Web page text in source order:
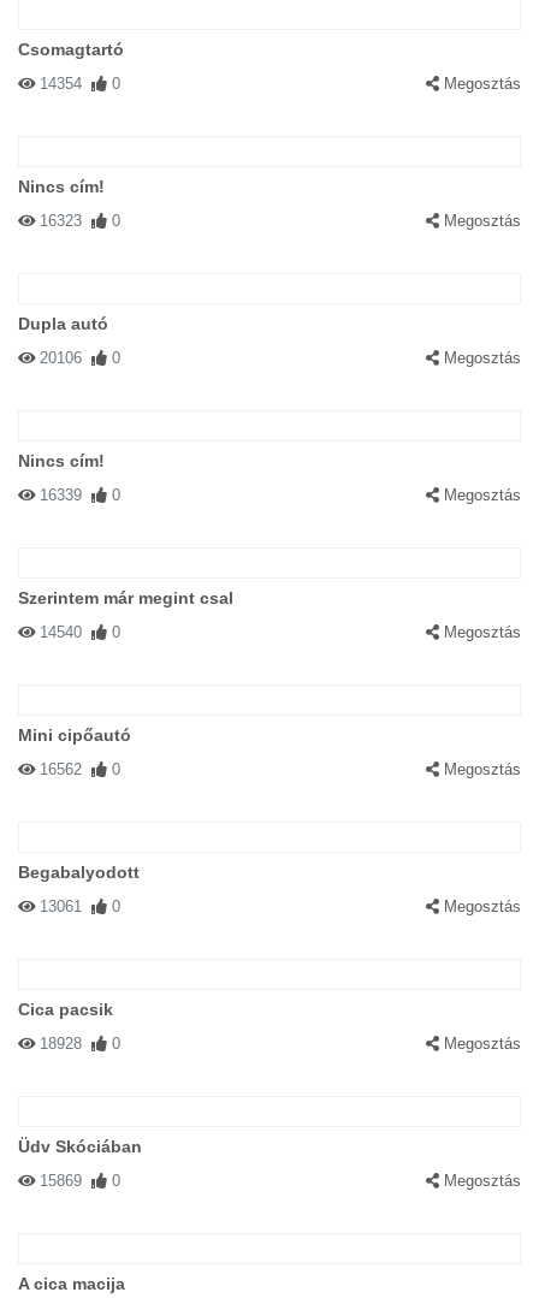
Csomagtartó
14354 0 Megosztás
Nincs cím!
16323 0 Megosztás
Dupla autó
20106 0 Megosztás
Nincs cím!
16339 0 Megosztás
Szerintem már megint csal
14540 0 Megosztás
Mini cipőautó
16562 0 Megosztás
Begabalyodott
13061 0 Megosztás
Cica pacsik
18928 0 Megosztás
Üdv Skóciában
15869 0 Megosztás
A cica macija